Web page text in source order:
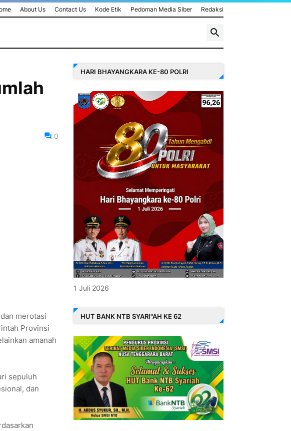
About Us Contact Us Kode Etik Pedoman Media Siber Redaksi
0
merotasi
Provinsi
amanah
sepuluh
dan
HARI BHAYANGKARA KE-80 POLRI
1 Juli 2026
HUT BANK NTB SYARI"AH KE 62